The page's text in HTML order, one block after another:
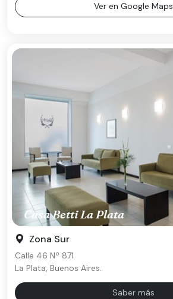
Ver en Google Maps
Casa Betti La Plata
Zona Sur
Calle 46 Nº 871
La Plata, Buenos Aires.
Saber más